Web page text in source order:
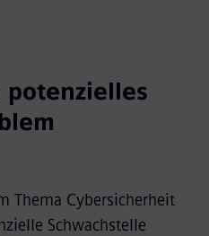
potenzielles
Thema Cybersicherheit
Schwachstelle